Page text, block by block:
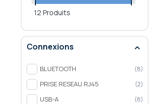
12 Produits
Connexions
BLUETOOTH 8
PRISE RESEAU RJ45 2
USB-A 8